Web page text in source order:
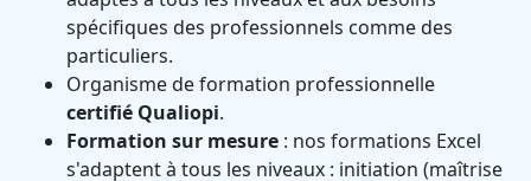
spécifiques des professionnels comme des
particuliers.
Organisme de formation professionnelle
certifié Qualiopi.
Formation sur mesure : nos formations Excel
s'adaptent à tous les niveaux : initiation (maîtrise